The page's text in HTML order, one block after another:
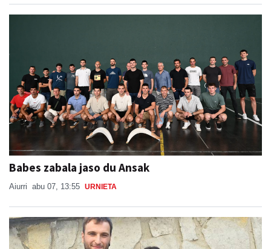
Babes zabala jaso du Ansak
Aiurri abu 07, 13:55 URNIETA